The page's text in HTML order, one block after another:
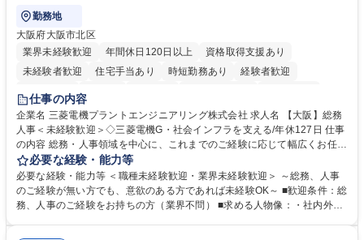
勤務地
大阪府大阪市北区
業界未経験歓迎
年間休日120日以上
資格取得支援あり
未経験者歓迎
住宅手当あり 時短勤務あり
経験者歓迎
退職金あり
駅近5分以内
土日祝休み 服装自由 寮・社宅あり 食事補助あり
仕事の内容
企業名 三菱電機プラントエンジニアリング株式会社 求人名 【大阪】総務
人事＜未経験歓迎＞◇三菱電機G・社会インフラを支える/年休127日 仕事
の内容 総務・人事領域を中心に、これまでのご経験に応じて幅広くお任せ
します。 ＜具体的には＞ ・総務/人事労務（給与・社保・勤怠管理など）
・採用・教育研修 ・福利厚生運用 など ※基本的には事務所勤務ですが、
採用や教育等の業務内容により、関西圏以外への日帰り・宿泊を伴う国内
出張もございます。 ※担当業務を持ちつつ、お互いに助け合いながら、総
必要な経験・能力等
必要な経験・能力等 ＜職種未経験歓迎・業界未経験歓迎＞ ～総務、人事
のご経験が無い方でも、意欲のある方であれば未経験OK～ ■歓迎条件：総
務、人事のご経験をお持ちの方（業界不問） ■求める人物像：・社内外の